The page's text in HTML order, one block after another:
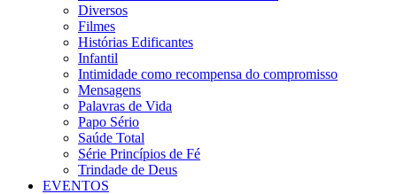
Diversos
Filmes
Histórias Edificantes
Infantil
Intimidade como recompensa do compromisso
Mensagens
Palavras de Vida
Papo Sério
Saúde Total
Série Princípios de Fé
Trindade de Deus
EVENTOS